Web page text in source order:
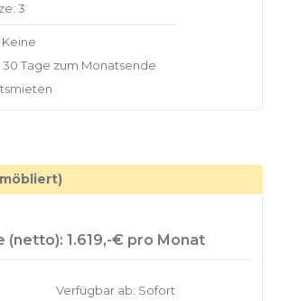
3
Keine
30 Tage zum Monatsende
(netto): 1.619,-€ pro Monat
Verfügbar ab: Sofort